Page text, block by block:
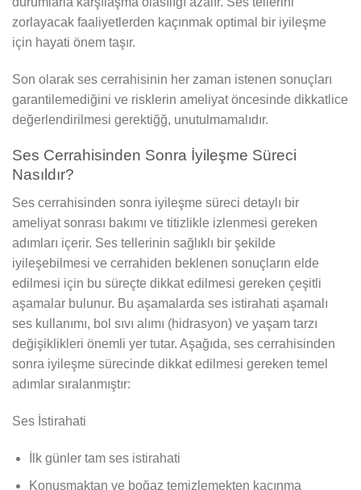
zorlayacak faaliyetlerden kaçınmak optimal bir iyileşme
için hayati önem taşır.
Son olarak ses cerrahisinin her zaman istenen sonuçları
garantilemediğini ve risklerin ameliyat öncesinde dikkatlice
değerlendirilmesi gerektiğğ, unutulmamalıdır.
Ses Cerrahisinden Sonra İyileşme Süreci
Nasıldır?
Ses cerrahisinden sonra iyileşme süreci detaylı bir
ameliyat sonrası bakımı ve titizlikle izlenmesi gereken
adımları içerir. Ses tellerinin sağlıklı bir şekilde
iyileşebilmesi ve cerrahiden beklenen sonuçların elde
edilmesi için bu süreçte dikkat edilmesi gereken çeşitli
aşamalar bulunur. Bu aşamalarda ses istirahati aşamalı
ses kullanımı, bol sıvı alımı (hidrasyon) ve yaşam tarzı
değişiklikleri önemli yer tutar. Aşağıda, ses cerrahisinden
sonra iyileşme sürecinde dikkat edilmesi gereken temel
adımlar sıralanmıştır:
Ses İstirahati
İlk günler tam ses istirahati
Konuşmaktan ve boğaz temizlemekten kaçınma